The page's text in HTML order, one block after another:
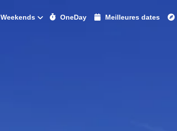
Weekends OneDay Meilleures dates